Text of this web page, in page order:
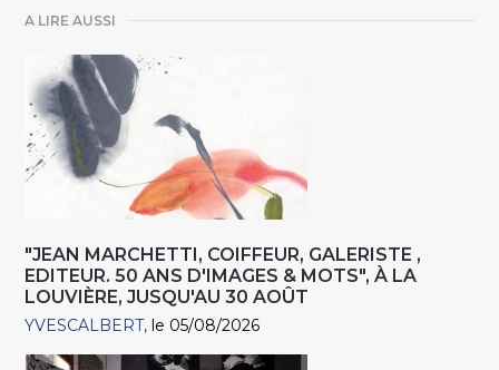
A LIRE AUSSI
"JEAN MARCHETTI, COIFFEUR, GALERISTE ,
EDITEUR. 50 ANS D'IMAGES & MOTS", À LA
LOUVIÈRE, JUSQU'AU 30 AOÛT
YVESCALBERT le 05/08/2026